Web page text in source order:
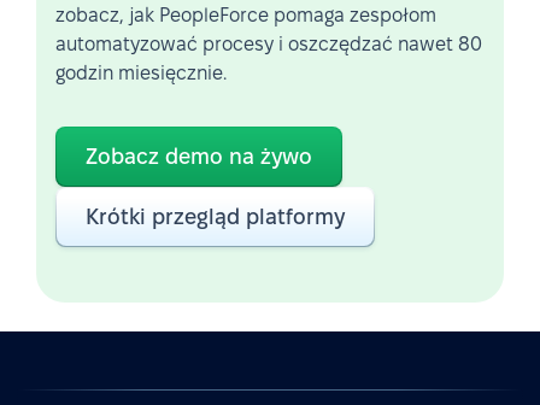
zobacz, jak PeopleForce pomaga zespołom
automatyzować procesy i oszczędzać nawet 80
godzin miesięcznie.
Zobacz demo na żywo
Krótki przegląd platformy